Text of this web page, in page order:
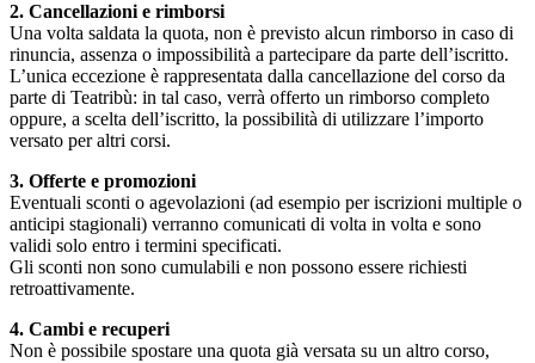
2. Cancellazioni e rimborsi
Una volta saldata la quota, non è previsto alcun rimborso in caso di
rinuncia, assenza o impossibilità a partecipare da parte dell’iscritto.
L’unica eccezione è rappresentata dalla cancellazione del corso da
parte di Teatribù: in tal caso, verrà offerto un rimborso completo
oppure, a scelta dell’iscritto, la possibilità di utilizzare l’importo
versato per altri corsi.
3. Offerte e promozioni
Eventuali sconti o agevolazioni (ad esempio per iscrizioni multiple o
anticipi stagionali) verranno comunicati di volta in volta e sono
validi solo entro i termini specificati.
Gli sconti non sono cumulabili e non possono essere richiesti
retroattivamente.
4. Cambi e recuperi
Non è possibile spostare una quota già versata su un altro corso,